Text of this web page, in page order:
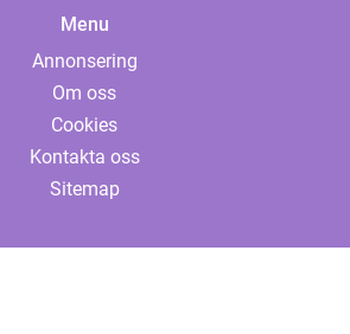
Menu
Annonsering
Om oss
Cookies
Kontakta oss
Sitemap